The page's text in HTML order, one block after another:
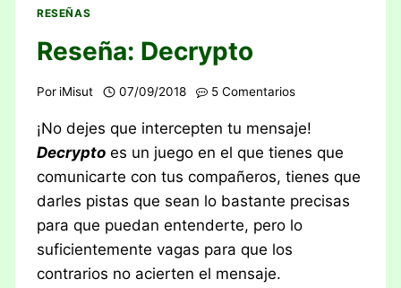
RESEÑAS
Reseña: Decrypto
Por iMisut 07/09/2018 5 Comentarios
¡No dejes que intercepten tu mensaje!
Decrypto es un juego en el que tienes que
comunicarte con tus compañeros, tienes que
darles pistas que sean lo bastante precisas
para que puedan entenderte, pero lo
suficientemente vagas para que los
contrarios no acierten el mensaje.